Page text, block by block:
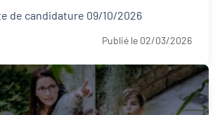
de candidature 09/10/2026
Publié le 02/03/2026